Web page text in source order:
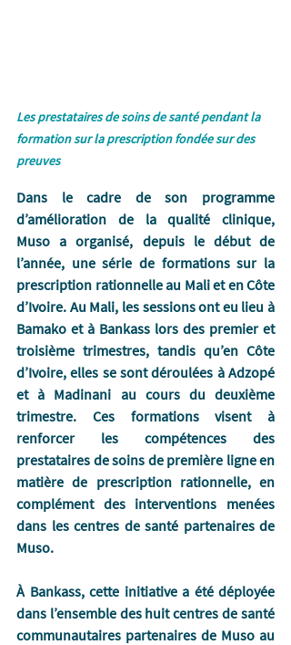
Les prestataires de soins de santé pendant la
formation sur la prescription fondée sur des
preuves
Dans le cadre de son programme
d’amélioration de la qualité clinique,
Muso a organisé, depuis le début de
l’année, une série de formations sur la
prescription rationnelle au Mali et en Côte
d’Ivoire. Au Mali, les sessions ont eu lieu à
Bamako et à Bankass lors des premier et
troisième trimestres, tandis qu’en Côte
d’Ivoire, elles se sont déroulées à Adzopé
et à Madinani au cours du deuxième
trimestre. Ces formations visent à
renforcer les compétences des
prestataires de soins de première ligne en
matière de prescription rationnelle, en
complément des interventions menées
dans les centres de santé partenaires de
Muso.
À Bankass, cette initiative a été déployée
dans l’ensemble des huit centres de santé
communautaires partenaires de Muso au